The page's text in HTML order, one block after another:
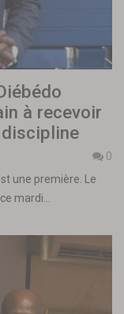
à recevoir
0
une première. Le
mardi…